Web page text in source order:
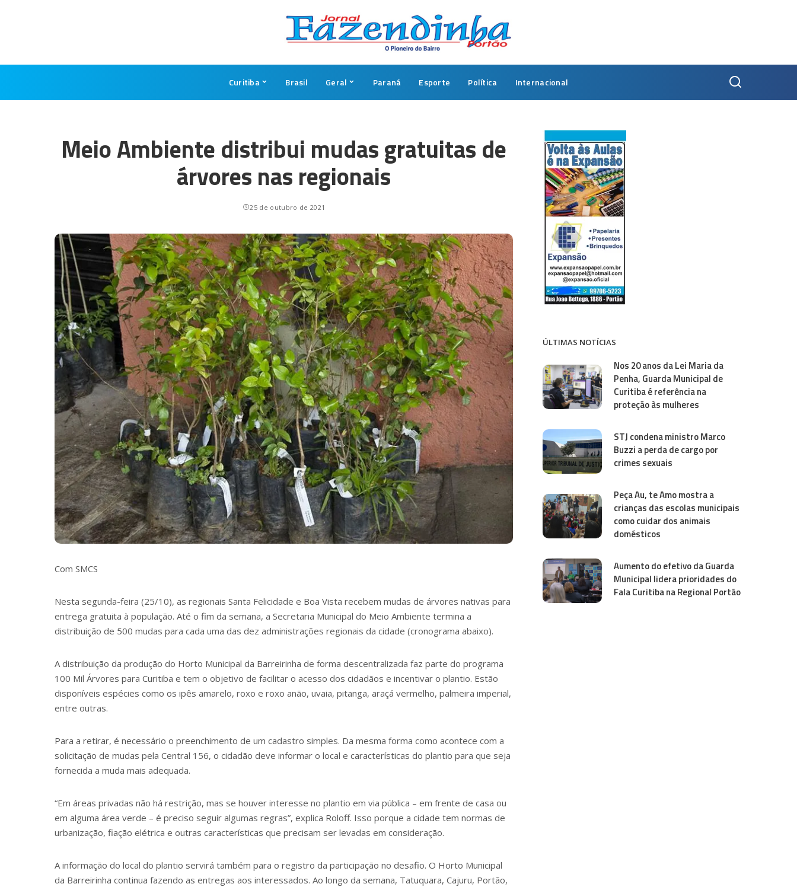
Curitiba Brasil Geral Paraná Esporte Política Internacional
Meio Ambiente distribui mudas gratuitas de
árvores nas regionais
25 de outubro de 2021
Com SMCS
Nesta segunda-feira (25/10), as regionais Santa Felicidade e Boa Vista recebem mudas de árvores nativas para
entrega gratuita à população. Até o fim da semana, a Secretaria Municipal do Meio Ambiente termina a
distribuição de 500 mudas para cada uma das dez administrações regionais da cidade (cronograma abaixo).
A distribuição da produção do Horto Municipal da Barreirinha de forma descentralizada faz parte do programa
100 Mil Árvores para Curitiba e tem o objetivo de facilitar o acesso dos cidadãos e incentivar o plantio. Estão
disponíveis espécies como os ipês amarelo, roxo e roxo anão, uvaia, pitanga, araçá vermelho, palmeira imperial,
entre outras.
Para a retirar, é necessário o preenchimento de um cadastro simples. Da mesma forma como acontece com a
solicitação de mudas pela Central 156, o cidadão deve informar o local e características do plantio para que seja
fornecida a muda mais adequada.
“Em áreas privadas não há restrição, mas se houver interesse no plantio em via pública – em frente de casa ou
em alguma área verde – é preciso seguir algumas regras”, explica Roloff. Isso porque a cidade tem normas de
urbanização, fiação elétrica e outras características que precisam ser levadas em consideração.
A informação do local do plantio servirá também para o registro da participação no desafio. O Horto Municipal
da Barreirinha continua fazendo as entregas aos interessados. Ao longo da semana, Tatuquara, Cajuru, Portão,
ÚLTIMAS NOTÍCIAS
Nos 20 anos da Lei Maria da
Penha, Guarda Municipal de
Curitiba é referência na
proteção às mulheres
STJ condena ministro Marco
Buzzi a perda de cargo por
crimes sexuais
Peça Au, te Amo mostra a
crianças das escolas municipais
como cuidar dos animais
domésticos
Aumento do efetivo da Guarda
Municipal lidera prioridades do
Fala Curitiba na Regional Portão